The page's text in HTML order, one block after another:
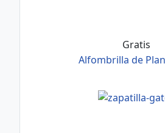
Gratis
Alfombrilla de